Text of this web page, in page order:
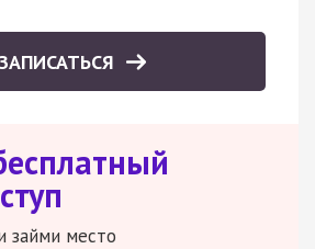
займи место